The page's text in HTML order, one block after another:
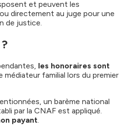
et peuvent les
directement au juge pour une
de justice.
les honoraires sont
médiateur familial lors du premier
un barème national
par la CNAF est appliqué.
payant.